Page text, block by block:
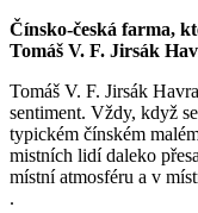
Čínsko-česká farma,
Tomáš V. F. Jirsák
Tomáš V. F. Jirsák
sentiment. Vždy, když
typickém čínském
mistních lidí daleko
místní atmosféru a v
.